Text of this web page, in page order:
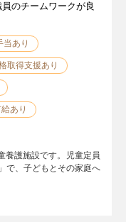
のチームワークが良
当あり
取得支援あり
あり
養護施設です。児童定員
で、子どもとその家庭へ